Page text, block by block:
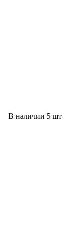
В наличии 5 шт